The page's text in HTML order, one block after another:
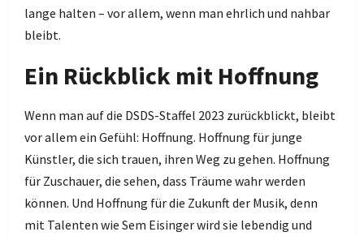
lange halten – vor allem, wenn man ehrlich und nahbar
bleibt.
Ein Rückblick mit Hoffnung
Wenn man auf die DSDS-Staffel 2023 zurückblickt, bleibt
vor allem ein Gefühl: Hoffnung. Hoffnung für junge
Künstler, die sich trauen, ihren Weg zu gehen. Hoffnung
für Zuschauer, die sehen, dass Träume wahr werden
können. Und Hoffnung für die Zukunft der Musik, denn
mit Talenten wie Sem Eisinger wird sie lebendig und